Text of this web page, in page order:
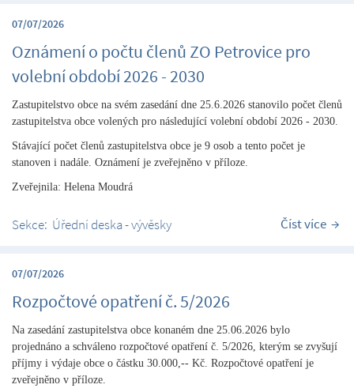
07/07/2026
Oznámení o počtu členů ZO Petrovice pro
volební období 2026 - 2030
Zastupitelstvo obce na svém zasedání dne 25.6.2026 stanovilo počet členů
zastupitelstva obce volených pro následující volební období 2026 - 2030.
Stávající počet členů zastupitelstva obce je 9 osob a tento počet je
stanoven i nadále. Oznámení je zveřejněno v příloze.
Zveřejnila: Helena Moudrá
Sekce: Úřední deska - vývěsky Číst více
07/07/2026
Rozpočtové opatření č. 5/2026
Na zasedání zastupitelstva obce konaném dne 25.06.2026 bylo
projednáno a schváleno rozpočtové opatření č. 5/2026, kterým se zvyšují
příjmy i výdaje obce o částku 30.000,-- Kč. Rozpočtové opatření je
zveřejněno v příloze.